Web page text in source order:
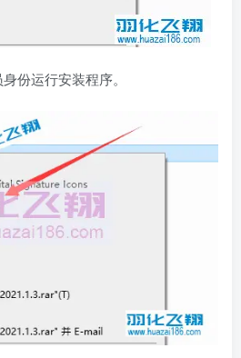
份运行安装程序。